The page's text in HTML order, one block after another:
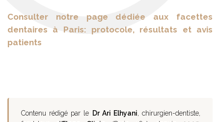
Consulter notre page dédiée aux facettes
dentaires à Paris: protocole, résultats et avis
patients
Contenu rédigé par le Dr Ari Elhyani, chirurgien-dentiste,